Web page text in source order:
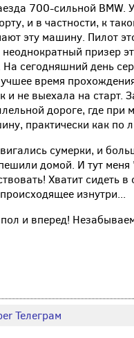
700-сильной BMW.
и в частности, к
эту машину. Пилот
призер
сегодняшний день
время
и не выехала на старт.
дороге, где
практически как по
сумерки, и
домой. И тут
Хватит сидеть
изнутри...
и вперед!
Телеграм